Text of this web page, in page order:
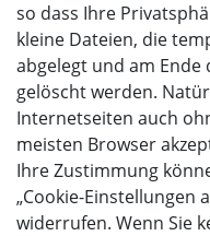
so dass Ihre
kleine Dateien, die
abgelegt und am
gelöscht werden.
Internetseiten auch
meisten Browser
Ihre Zustimmung
„Cookie-Einstellungen
widerrufen. Wenn Sie